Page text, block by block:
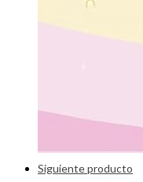
Siguiente producto